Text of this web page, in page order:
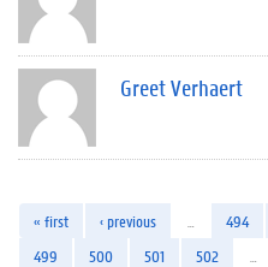
Greet Verhaert
« first ‹ previous 494
499
500 501 502